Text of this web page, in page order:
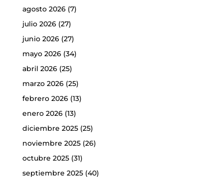
agosto 2026(7)
julio 2026(27)
junio 2026(27)
mayo 2026(34)
abril 2026(25)
marzo 2026(25)
febrero 2026(13)
enero 2026(13)
diciembre 2025(25)
noviembre 2025(26)
octubre 2025(31)
septiembre 2025(40)